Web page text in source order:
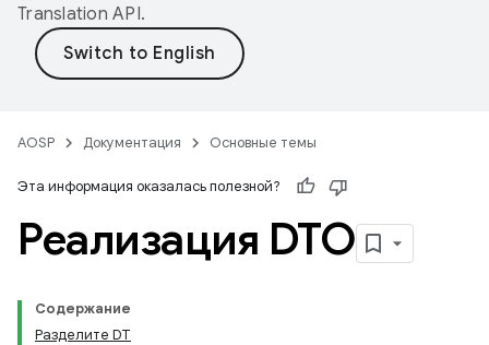
Translation API.
AOSP Документация Основные темы
Эта информация оказалась полезной?
Реализация DTO
Содержание
Разделите DT